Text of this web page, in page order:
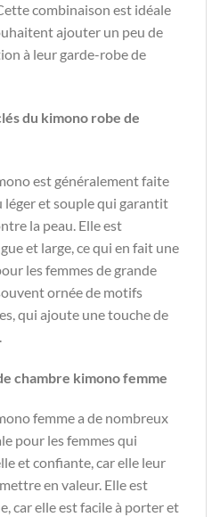
combinaison est idéale
ajouter un peu de
à leur garde-robe de
du kimono robe de
est généralement faite
léger et souple qui garantit
la peau. Elle est
et large, ce qui en fait une
les femmes de grande
ornée de motifs
qui ajoute une touche de
chambre kimono femme
femme a de nombreux
pour les femmes qui
et confiante, car elle leur
en valeur. Elle est
car elle est facile à porter et